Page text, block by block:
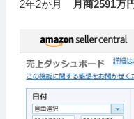
2年2か月
月商2591万